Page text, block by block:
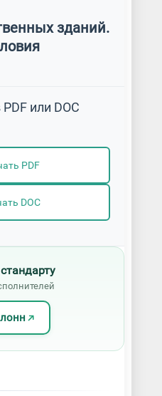
зданий.
или DOC
PDF
DOC